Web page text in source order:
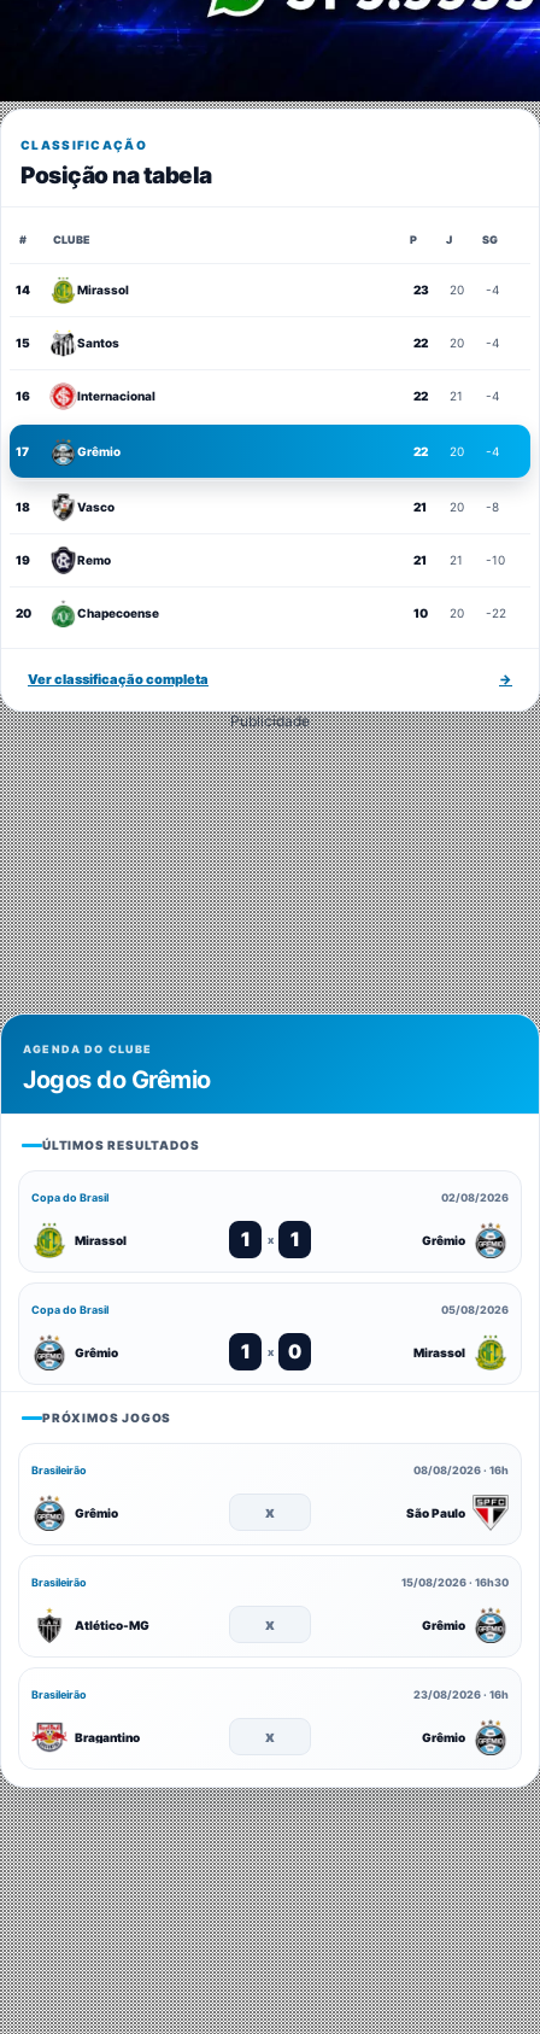
CLASSIFICAÇÃO
Posição na tabela
# CLUBE P J SG
14 Mirassol 23 20 -4
15 Santos 22 20 -4
16 Internacional 22 21 -4
17 Grêmio 22 20 -4
18 Vasco 21 20 -8
19 Remo 21 21 -10
20 Chapecoense 10 20 -22
Ver classificação completa →
Publicidade
AGENDA DO CLUBE
Jogos do Grêmio
ÚLTIMOS RESULTADOS
Copa do Brasil 02/08/2026
Mirassol 1 x 1 Grêmio
Copa do Brasil 05/08/2026
Grêmio 1 x 0 Mirassol
PRÓXIMOS JOGOS
Brasileirão 08/08/2026 · 16h
Grêmio x São Paulo
Brasileirão 15/08/2026 · 16h30
Atlético-MG x Grêmio
Brasileirão 23/08/2026 · 16h
Bragantino x Grêmio